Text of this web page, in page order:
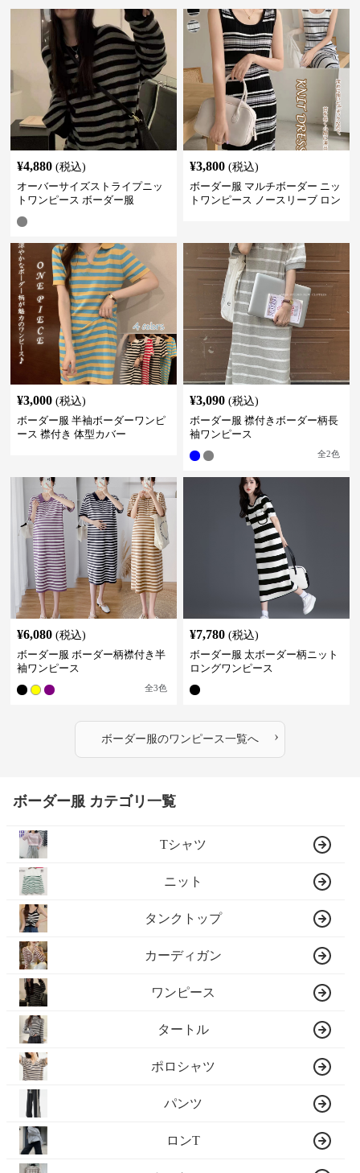
¥4,880 (税込)
オーバーサイズストライプニッ
トワンピース ボーダー服
¥3,800 (税込)
ボーダー服 マルチボーダー ニッ
トワンピース ノースリーブ ロン
¥3,000 (税込)
ボーダー服 半袖ボーダーワンピ
ース 襟付き 体型カバー
¥3,090 (税込)
ボーダー服 襟付きボーダー柄長
袖ワンピース
全2色
¥6,080 (税込)
ボーダー服 ボーダー柄襟付き半
袖ワンピース
全3色
¥7,780 (税込)
ボーダー服 太ボーダー柄ニット
ロングワンピース
ボーダー服のワンピース一覧へ ›
ボーダー服 カテゴリ一覧
Tシャツ
ニット
タンクトップ
カーディガン
ワンピース
タートル
ポロシャツ
パンツ
ロンT